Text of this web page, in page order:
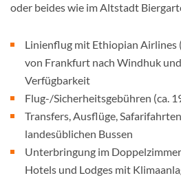
oder beides wie im Altstadt
Linienflug mit Ethiopian Airlines
von Frankfurt nach Windhuk
Verfügbarkeit
Flug-/Sicherheitsgebühren (ca.
Transfers, Ausflüge,
landesüblichen Bussen
Unterbringung im
Hotels und Lodges mit